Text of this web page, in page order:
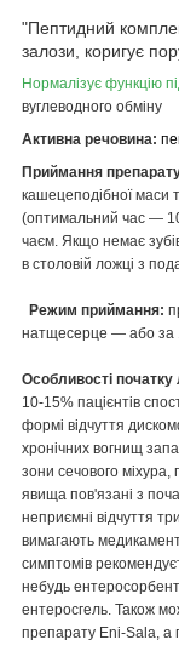
"Пептидний
залози, коригує
Нормалізує функцію
вуглеводного обміну
Активна речовина:
Приймання
кашецеподібної маси
(оптимальний час —
чаєм. Якщо немає
в столовій ложці з
Режим приймання:
натщесерце — або за
Особливості початку
10-15% пацієнтів
формі відчуття
хронічних вогнищ
зони сечового міхура,
явища пов'язані з
неприємні відчуття
вимагають
симптомів
небудь ентеросорбент
ентеросгель. Також
препарату Eni-Sala, а